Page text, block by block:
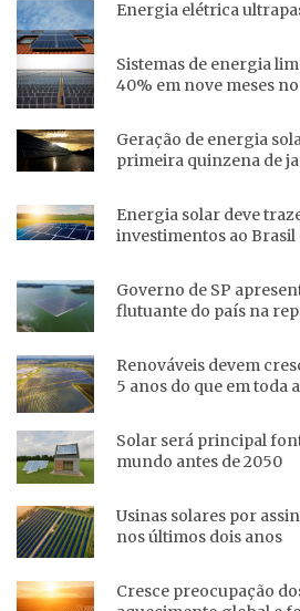
Energia elétrica
Sistemas de energia
40% em nove meses
Geração de energia
primeira quinzena de
Energia solar deve
investimentos ao Brasil
Governo de SP
flutuante do país na
Renováveis devem
5 anos do que em toda
Solar será principal
mundo antes de 2050
Usinas solares por
nos últimos dois anos
Cresce preocupação